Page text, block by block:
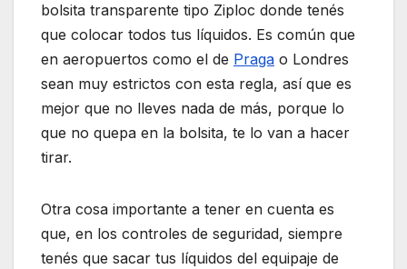
bolsita transparente tipo Ziploc donde tenés
que colocar todos tus líquidos. Es común que
en aeropuertos como el de Praga o Londres
sean muy estrictos con esta regla, así que es
mejor que no lleves nada de más, porque lo
que no quepa en la bolsita, te lo van a hacer
tirar.
Otra cosa importante a tener en cuenta es
que, en los controles de seguridad, siempre
tenés que sacar tus líquidos del equipaje de